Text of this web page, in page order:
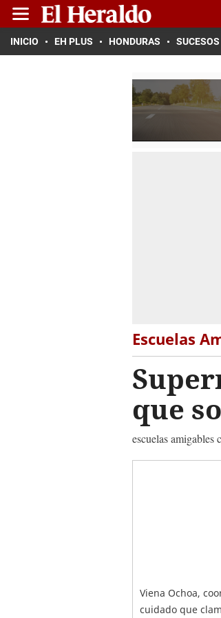
INICIO EH PLUS HONDURAS SUCESOS
Escuelas
que
escuelas amigables
Viena Ochoa,
cuidado que